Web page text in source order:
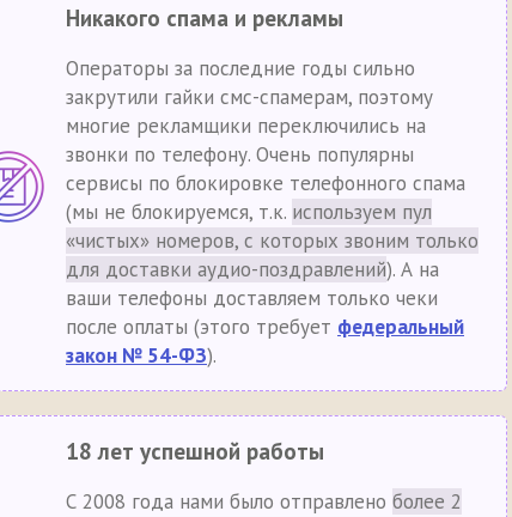
Никакого спама и рекламы
Операторы за последние годы сильно
закрутили гайки смс-спамерам, поэтому
многие рекламщики переключились на
звонки по телефону. Очень популярны
сервисы по блокировке телефонного спама
(мы не блокируемся, т.к. используем пул
«чистых» номеров, с которых звоним только
для доставки аудио-поздравлений). А на
ваши телефоны доставляем только чеки
после оплаты (этого требует федеральный
закон № 54-ФЗ).
18 лет успешной работы
С 2008 года нами было отправлено более 2